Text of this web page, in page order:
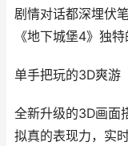
剧情对话都深埋伏
《地下城堡4》独
单手把玩的3D爽游
全新升级的3D画面
拟真的表现力，实